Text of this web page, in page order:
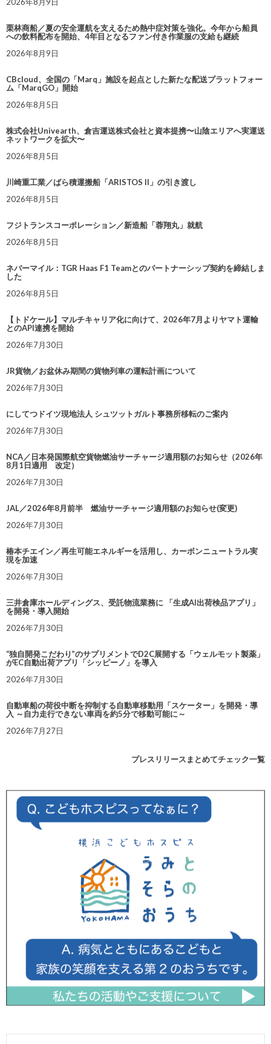
2026年8月9日
栗林商船／夏の安全運航を支えるため熱中症対策を強化。今年から船員
への飲料配布を開始、4年目となるファン付き作業服の支給も継続
2026年8月9日
CBcloud、全国の「Marq」施設を起点とした新たな配送プラットフォー
ム「MarqGO」開始
2026年8月5日
株式会社Univearth、倉吉運送株式会社と資本提携〜山陰エリアへ実運送
ネットワークを拡大〜
2026年8月5日
川崎重工業／ばら積運搬船「ARISTOS II」の引き渡し
2026年8月5日
フジトランスコーポレーション／新造船「蓉翔丸」就航
2026年8月5日
ネバーマイル：TGR Haas F1 Teamとのパートナーシップ契約を締結しま
した
2026年8月5日
【トドケール】マルチキャリア化に向けて、2026年7月よりヤマト運輸
とのAPI連携を開始
2026年7月30日
JR貨物／お盆休み期間の貨物列車の運転計画について
2026年7月30日
にしてつドイツ現地法人 シュツットガルト事務所移転のご案内
2026年7月30日
NCA／日本発国際航空貨物燃油サーチャージ適用額のお知らせ（2026年
8月1日適用 改定）
2026年7月30日
JAL／2026年8月前半 燃油サーチャージ適用額のお知らせ(変更)
2026年7月30日
椿本チエイン／再生可能エネルギーを活用し、カーボンニュートラル実
現を加速
2026年7月30日
三井倉庫ホールディングス、受託物流業務に 「生成AI出荷検品アプリ」
を開発・導入開始
2026年7月30日
“独自開発こだわり”のサプリメントでD2C展開する「ウェルモット製薬」
がEC自動出荷アプリ「シッピーノ」を導入
2026年7月30日
自動車船の荷役中断を抑制する自動車移動用「スケーター」を開発・導
入 ～自力走行できない車両を約5分で移動可能に～
2026年7月27日
プレスリリースまとめてチェック一覧